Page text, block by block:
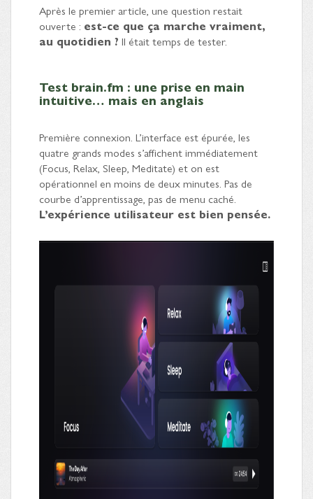
Après le premier article, une question restait
ouverte : est-ce que ça marche vraiment,
au quotidien ? Il était temps de tester.
Test brain.fm : une prise en main
intuitive… mais en anglais
Première connexion. L’interface est épurée, les
quatre grands modes s’affichent immédiatement
(Focus, Relax, Sleep, Meditate) et on est
opérationnel en moins de deux minutes. Pas de
courbe d’apprentissage, pas de menu caché.
L’expérience utilisateur est bien pensée.